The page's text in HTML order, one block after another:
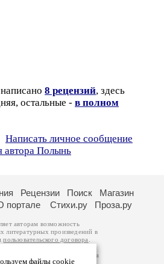
8 рецензий, здесь
остальные - в полном
Написать личное сообщение
автора Полынь
файлы cookie
Рецензии Поиск
Магазин
портале Стихи.ру Проза.ру
авторам возможность
литературных произведений в
пользовательского договора
принадлежат авторам
произведений возможна